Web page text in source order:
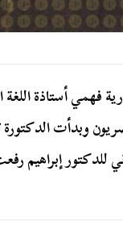
فهمي أستاذة اللغة
وبدأت الدكتورة
للدكتور إبراهيم